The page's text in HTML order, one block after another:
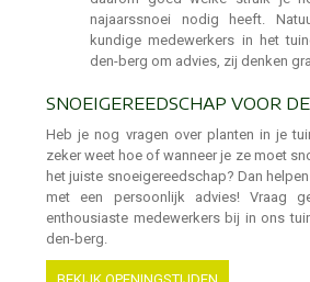
najaarssnoei nodig heeft.
kundige medewerkers in het
den-berg om advies, zij denken
SNOEIGEREEDSCHAP VOOR
Heb je nog vragen over planten in je
zeker weet hoe of wanneer je ze moet
het juiste snoeigereedschap? Dan
met een persoonlijk advies! Vraag
enthousiaste medewerkers bij in ons
den-berg.